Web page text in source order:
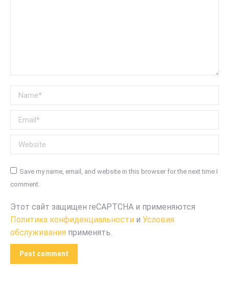
Name *
Email *
Website
Save my name, email, and website in this browser for the next time I
comment.
Этот сайт защищен reCAPTCHA и применяются
Политика конфиденциальности и Условия
обслуживания применять.
Post comment